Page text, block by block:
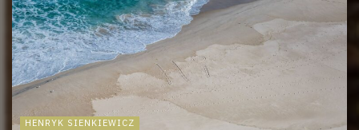
HENRYK SIENKIEWICZ